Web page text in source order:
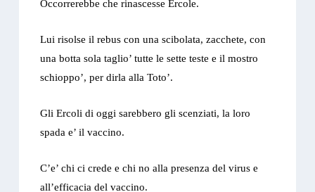
Occorrerebbe che rinascesse Ercole.
Lui risolse il rebus con una scibolata, zacchete, con
una botta sola taglio’ tutte le sette teste e il mostro
schioppo’, per dirla alla Toto’.
Gli Ercoli di oggi sarebbero gli scenziati, la loro
spada e’ il vaccino.
C’e’ chi ci crede e chi no alla presenza del virus e
all’efficacia del vaccino.